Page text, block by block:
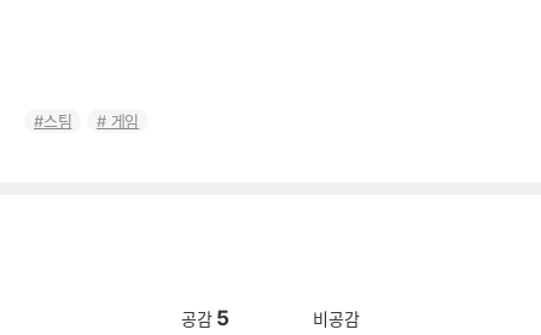
스팀 게임
공감 5 비공감